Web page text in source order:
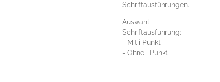
Schriftausführungen.
Auswahl
Schriftausführung:
- Mit i Punkt
- Ohne i Punkt